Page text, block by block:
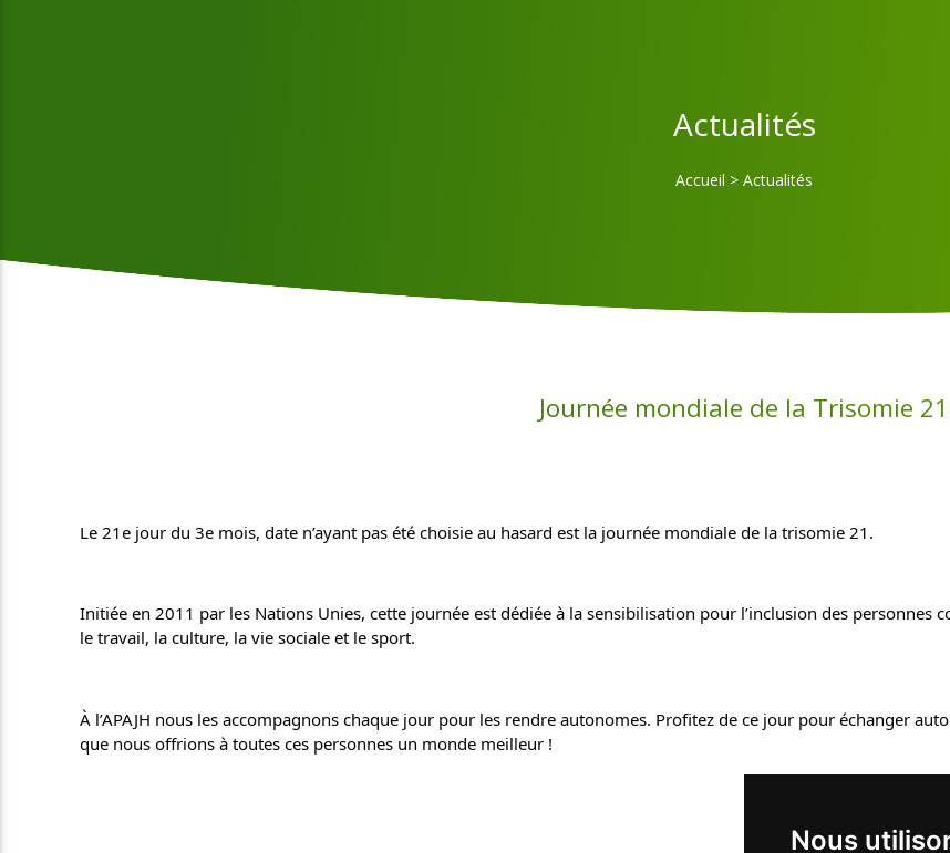
Nous
Actualités
Accueil > Actualités
Journée mondiale de la Trisomie 21
Le 21e jour du 3e mois, date n’ayant pas été choisie au hasard est la journée mondiale de la trisomie 21.
Initiée en 2011 par les Nations Unies, cette journée est dédiée à la sensibilisation pour l’inclusion des personnes
le travail, la culture, la vie sociale et le sport.
À l’APAJH nous les accompagnons chaque jour pour les rendre autonomes. Profitez de ce jour pour échanger
que nous offrions à toutes ces personnes un monde meilleur !